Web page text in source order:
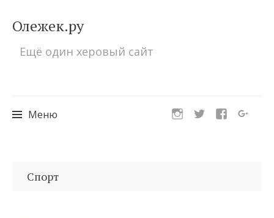
Олежек.ру
Ещё один херовый сайт
Меню
кСпорт